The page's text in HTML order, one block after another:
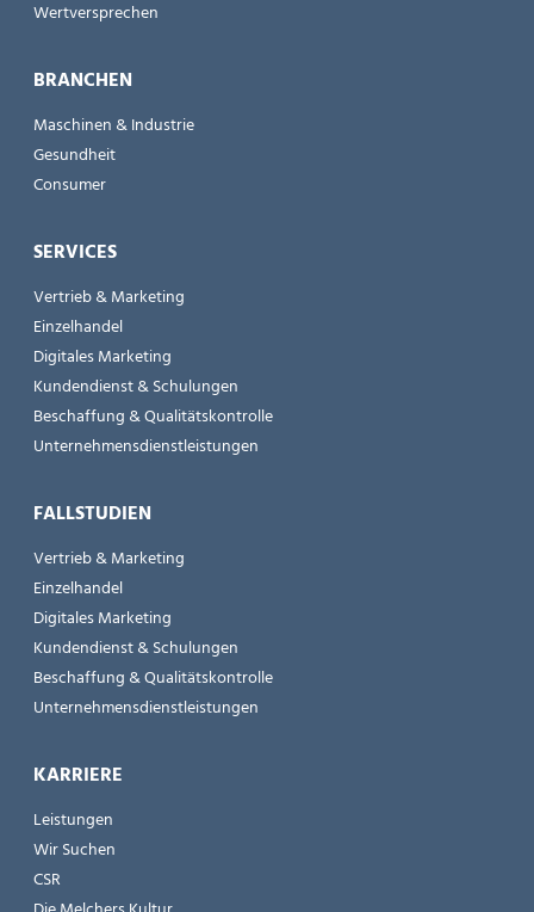
Wertversprechen
BRANCHEN
Maschinen & Industrie
Gesundheit
Consumer
SERVICES
Vertrieb & Marketing
Einzelhandel
Digitales Marketing
Kundendienst & Schulungen
Beschaffung & Qualitätskontrolle
Unternehmensdienstleistungen
FALLSTUDIEN
Vertrieb & Marketing
Einzelhandel
Digitales Marketing
Kundendienst & Schulungen
Beschaffung & Qualitätskontrolle
Unternehmensdienstleistungen
KARRIERE
Leistungen
Wir Suchen
CSR